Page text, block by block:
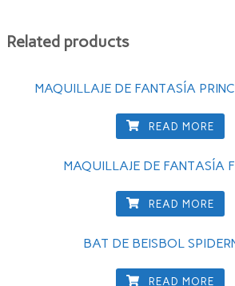
Related products
MAQUILLAJE DE FANTASÍA
READ MORE
MAQUILLAJE DE FANTASÍA
READ MORE
BAT DE BEISBOL
READ MORE